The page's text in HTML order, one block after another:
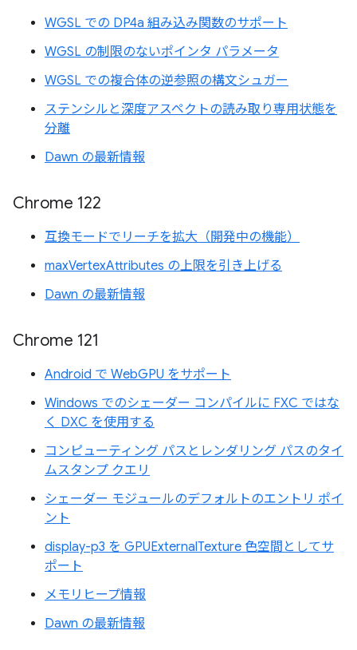
WGSL での DP4a 組み込み関数のサポート
WGSL の制限のないポインタ パラメータ
WGSL での複合体の逆参照の構文シュガー
ステンシルと深度アスペクトの読み取り専用状態を
分離
Dawn の最新情報
Chrome 122
互換モードでリーチを拡大（開発中の機能）
maxVertexAttributes の上限を引き上げる
Dawn の最新情報
Chrome 121
Android で WebGPU をサポート
Windows でのシェーダー コンパイルに FXC ではな
く DXC を使用する
コンピューティング パスとレンダリング パスのタイ
ムスタンプ クエリ
シェーダー モジュールのデフォルトのエントリ ポイ
ント
display-p3 を GPUExternalTexture 色空間としてサ
ポート
メモリヒープ情報
Dawn の最新情報